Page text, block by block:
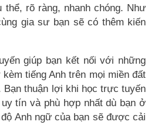
thể, rõ ràng, nhanh chóng. Như
gia sư bạn sẽ có thêm kiến
giúp bạn kết nối với những
tiếng Anh trên mọi miền đất
Bạn thuận lợi khi học trực tuyến
tín và phù hợp nhất dù bạn ở
Anh ngữ của bạn sẽ được cải